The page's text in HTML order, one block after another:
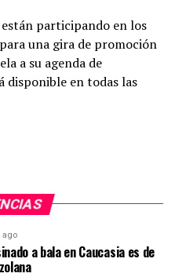
participando en los
una gira de promoción
a su agenda de
disponible en todas las
ago
a bala en Caucasia es de